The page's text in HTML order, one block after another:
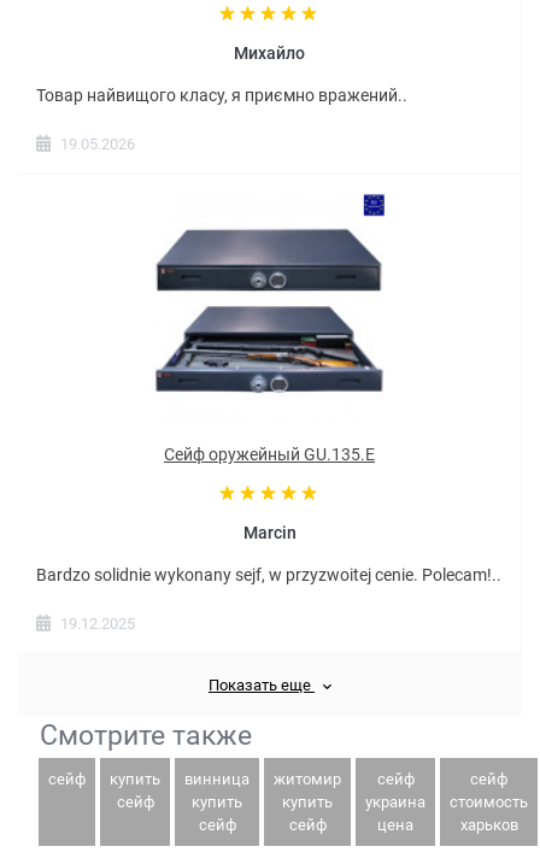
Михайло
Товар найвищого класу, я приємно вражений..
19.05.2026
Сейф оружейный GU.135.E
Marcin
Bardzo solidnie wykonany sejf, w przyzwoitej cenie. Polecam!..
19.12.2025
Показать еще
Смотрите также
сейф
купить
сейф
винница
купить
сейф
житомир
купить
сейф
сейф
украина
цена
сейф
стоимость
харьков